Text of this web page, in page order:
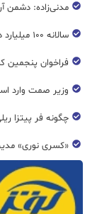
مدنی‌زاده: دشمن
سالانه ۱۰۰ میلیارد دلار می توایم از طریق صرفه‌جویی کسب درآمد کنیم
فراخوان پنجمین
وزیر صمت وارد
چگونه فر پیتزا
«کسری نوری»